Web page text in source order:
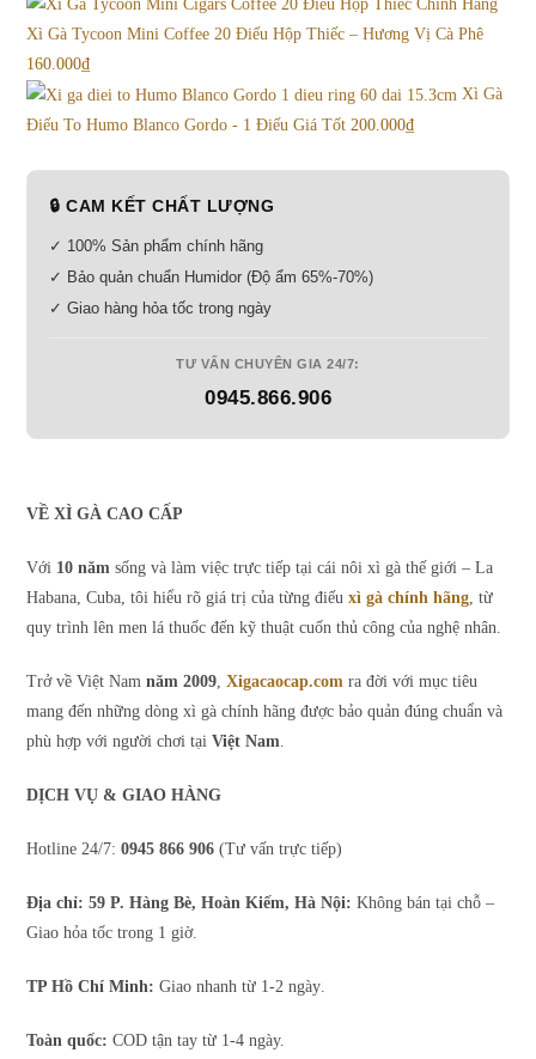
Xì Gà Tycoon Mini Coffee 20 Điếu Hộp Thiếc – Hương Vị Cà Phê
160.000₫
Xì Gà
Điếu To Humo Blanco Gordo - 1 Điếu Giá Tốt 200.000₫
🔒 CAM KẾT CHẤT LƯỢNG
✓ 100% Sản phẩm chính hãng
✓ Bảo quản chuẩn Humidor (Độ ẩm 65%-70%)
✓ Giao hàng hỏa tốc trong ngày
TƯ VẤN CHUYÊN GIA 24/7:
0945.866.906
VỀ XÌ GÀ CAO CẤP
Với 10 năm sống và làm việc trực tiếp tại cái nôi xì gà thế giới – La
Habana, Cuba, tôi hiểu rõ giá trị của từng điếuxì gà chính hãng, từ
quy trình lên men lá thuốc đến kỹ thuật cuốn thủ công của nghệ nhân.
Trở về Việt Namnăm 2009,Xigacaocap.com ra đời với mục tiêu
mang đến những dòng xì gà chính hãng được bảo quản đúng chuẩn và
phù hợp với người chơi tạiViệt Nam.
DỊCH VỤ & GIAO HÀNG
Hotline 24/7:0945 866 906 (Tư vấn trực tiếp)
Địa chỉ: 59 P. Hàng Bè, Hoàn Kiếm, Hà Nội: Không bán tại chỗ –
Giao hỏa tốc trong 1 giờ.
TP Hồ Chí Minh: Giao nhanh từ 1-2 ngày.
Toàn quốc: COD tận tay từ 1-4 ngày.